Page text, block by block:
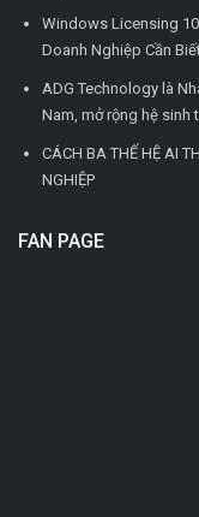
Windows Licensing
Doanh Nghiệp Cần
ADG Technology là
Nam, mở rộng hệ sinh
CÁCH BA THẾ HỆ AI
NGHIỆP
FAN PAGE